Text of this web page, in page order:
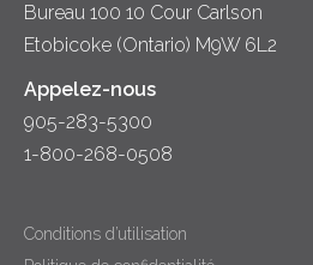
Bureau 100 10 Cour Carlson
Etobicoke (Ontario) M9W 6L2
Appelez-nous
905-283-5300
1-800-268-0508
Conditions d’utilisation